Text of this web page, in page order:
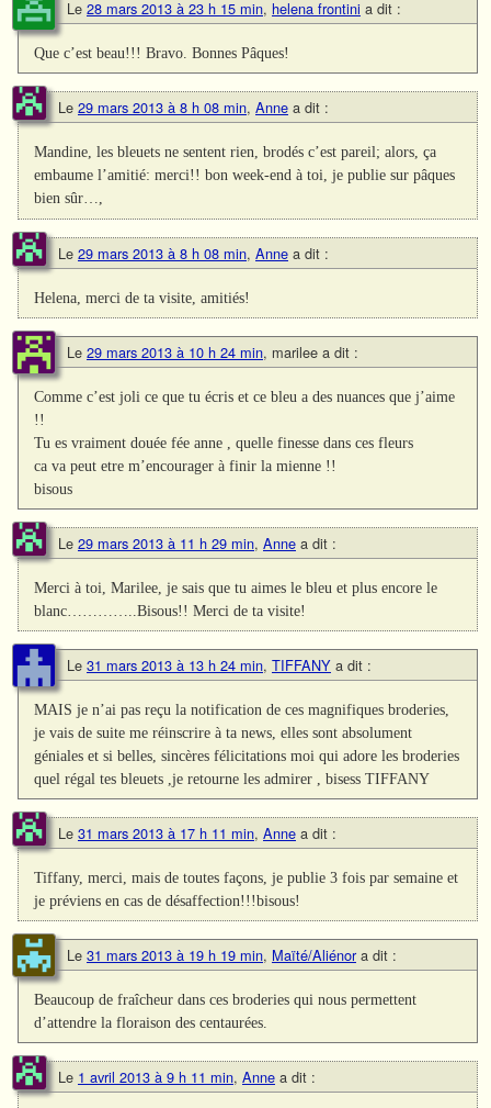
Le 28 mars 2013 à 23 h 15 min, helena frontini a dit :
Que c’est beau!!! Bravo. Bonnes Pâques!
Le 29 mars 2013 à 8 h 08 min, Anne a dit :
Mandine, les bleuets ne sentent rien, brodés c’est pareil; alors, ça
embaume l’amitié: merci!! bon week-end à toi, je publie sur pâques
bien sûr…,
Le 29 mars 2013 à 8 h 08 min, Anne a dit :
Helena, merci de ta visite, amitiés!
Le 29 mars 2013 à 10 h 24 min, marilee a dit :
Comme c’est joli ce que tu écris et ce bleu a des nuances que j’aime
!!
Tu es vraiment douée fée anne , quelle finesse dans ces fleurs
ca va peut etre m’encourager à finir la mienne !!
bisous
Le 29 mars 2013 à 11 h 29 min, Anne a dit :
Merci à toi, Marilee, je sais que tu aimes le bleu et plus encore le
blanc…………..Bisous!! Merci de ta visite!
Le 31 mars 2013 à 13 h 24 min, TIFFANY a dit :
MAIS je n’ai pas reçu la notification de ces magnifiques broderies,
je vais de suite me réinscrire à ta news, elles sont absolument
géniales et si belles, sincères félicitations moi qui adore les broderies
quel régal tes bleuets ,je retourne les admirer , bisess TIFFANY
Le 31 mars 2013 à 17 h 11 min, Anne a dit :
Tiffany, merci, mais de toutes façons, je publie 3 fois par semaine et
je préviens en cas de désaffection!!!bisous!
Le 31 mars 2013 à 19 h 19 min, Maïté/Aliénor a dit :
Beaucoup de fraîcheur dans ces broderies qui nous permettent
d’attendre la floraison des centaurées.
Le 1 avril 2013 à 9 h 11 min, Anne a dit :